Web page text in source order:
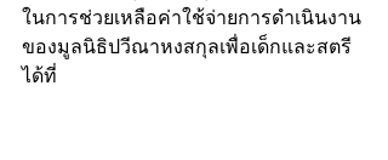
ในการช่วยเหลือค่าใช้จ่ายการดำเนินงาน
ของมูลนิธิปวีณาหงสกุลเพื่อเด็กและสตรี
ได้ที่